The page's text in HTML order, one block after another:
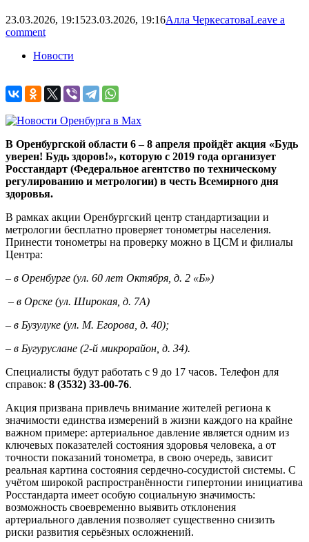
23.03.2026, 19:1523.03.2026, 19:16Алла ЧеркесатоваLeave a
comment
Новости
В Оренбургской области 6 – 8 апреля пройдёт акция «Будь
уверен! Будь здоров!», которую с 2019 года организует
Росстандарт (Федеральное агентство по техническому
регулированию и метрологии) в честь Всемирного дня
здоровья.
В рамках акции Оренбургский центр стандартизации и
метрологии бесплатно проверяет тонометры населения.
Принести тонометры на проверку можно в ЦСМ и филиалы
Центра:
– в Оренбурге (ул. 60 лет Октября, д. 2 «Б»)
– в Орске (ул. Широкая, д. 7А)
– в Бузулуке (ул. М. Егорова, д. 40);
– в Бугуруслане (2-й микрорайон, д. 34).
Специалисты будут работать с 9 до 17 часов. Телефон для
справок:️ 8 (3532) 33-00-76.
Акция призвана привлечь внимание жителей региона к
значимости единства измерений в жизни каждого на крайне
важном примере: артериальное давление является одним из
ключевых показателей состояния здоровья человека, а от
точности показаний тонометра, в свою очередь, зависит
реальная картина состояния сердечно-сосудистой системы. С
учётом широкой распространённости гипертонии инициатива
Росстандарта имеет особую социальную значимость:
возможность своевременно выявить отклонения
артериального давления позволяет существенно снизить
риски развития серьёзных осложнений.